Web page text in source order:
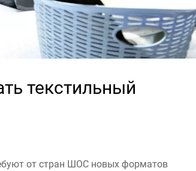
текстильный
от стран ШОС новых форматов